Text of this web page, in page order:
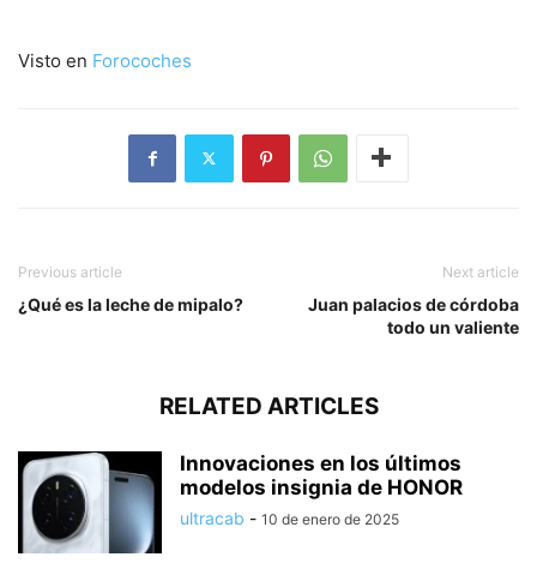
Visto en Forocoches
Previous article
¿Qué es la leche de mipalo?
Next article
Juan palacios de córdoba
todo un valiente
RELATED ARTICLES
Innovaciones en los últimos
modelos insignia de HONOR
ultracab - 10 de enero de 2025